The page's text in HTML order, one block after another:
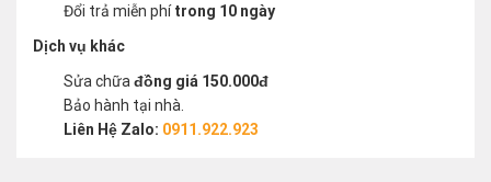
Đổi trả miễn phítrong 10 ngày
Dịch vụ khác
Sửa chữa đồng giá 150.000đ
Bảo hành tại nhà.
Liên Hệ Zalo: 0911.922.923